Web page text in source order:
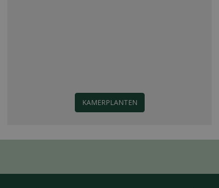
KAMERPLANTEN